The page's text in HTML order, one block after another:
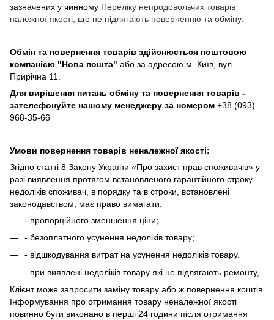
зазначених у чинному Переліку непродовольчих товарів
належної якості, що не підлягають поверненню та обміну.
Обмін та повернення товарів здійснюється поштовою
компанією "Нова пошта" або за адресою м. Київ, вул.
Прирічна 11.
Для вирішення питань обміну та повернення товарів -
зателефонуйте нашому менеджеру за номером +38 (093)
968-35-66
Умови повернення товарів неналежної якості:
Згідно статті 8 Закону України «Про захист прав споживачів» у
разі виявлення протягом встановленого гарантійного строку
недоліків споживач, в порядку та в строки, встановлені
законодавством, має право вимагати:
- пропорційного зменшення ціни;
- безоплатного усунення недоліків товару;
- відшкодування витрат на усунення недоліків товару.
- при виявлені недоліків товару які не підлягають ремонту,
Клієнт може запросити заміну товару або ж повернення коштів
Інформування про отримання товару неналежної якості
повинно бути виконано в перші 24 години після отримання